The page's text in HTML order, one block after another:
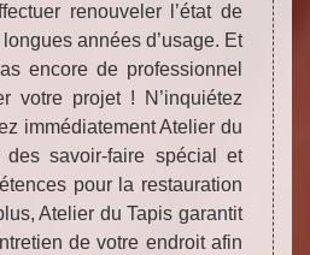
renouveler l’état de
années d’usage. Et
encore de professionnel
votre projet ! N’inquiétez
immédiatement Atelier du
savoir-faire spécial et
pour la restauration
Atelier du Tapis garantit
de votre endroit afin